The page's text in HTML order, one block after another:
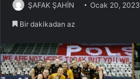
ŞAFAK ŞAHİN Ocak 20, 2023
Bir dakikadan az